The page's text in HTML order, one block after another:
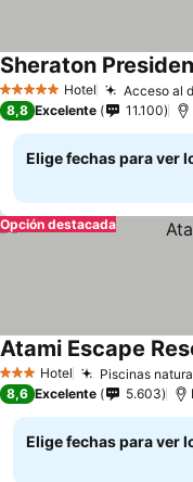
5 Estrellas Hotel Acceso al
Sheraton
8,8 Excelente 11.100
Elige fechas para ver
Opción destacada
3 Estrellas
Hotel Piscinas
Atami Escape
8,6 Excelente 5.603
Elige fechas para ver